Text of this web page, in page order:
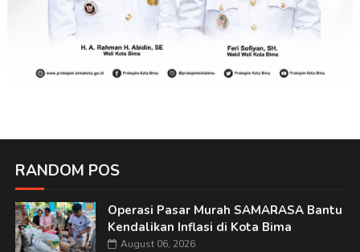
RANDOM POS
Operasi Pasar Murah SAMARASA Bantu
Kendalikan Inflasi di Kota Bima
August 06, 2026